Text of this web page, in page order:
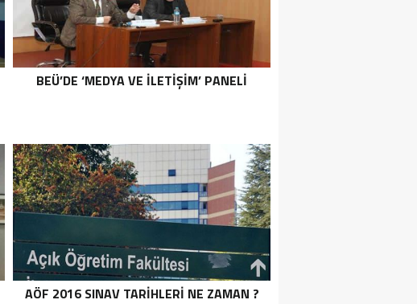
BEÜ’DE ‘MEDYA VE İLETIŞIM’ PANELI
AÖF 2016 SINAV TARIHLERI NE ZAMAN ?